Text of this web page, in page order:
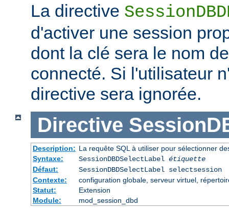
La directive
d'activer une session
dont la clé sera le nom
connecté. Si l'utilisateur
directive sera ignorée.
Directive
Description: La requête SQL à utiliser pour sélectionner
Syntaxe:
SessionDBDSelectLabel étiquette
Défaut:
SessionDBDSelectLabel selectsession
Contexte:
configuration globale, serveur virtuel,
Statut:
Extension
Module:
mod_session_dbd